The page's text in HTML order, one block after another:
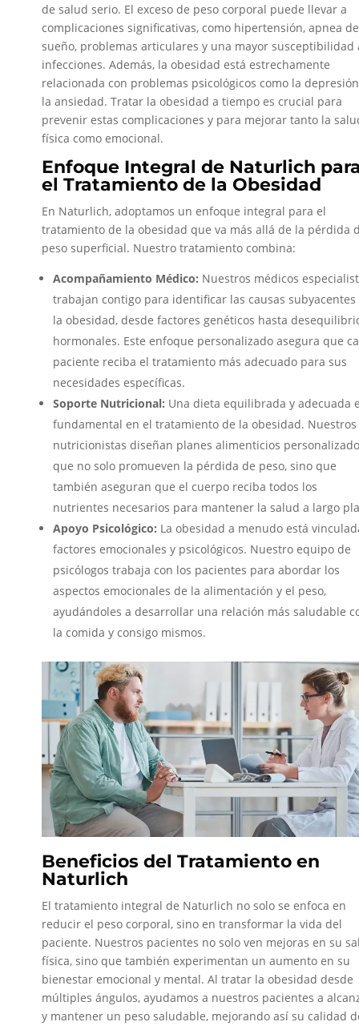
de salud serio. El exceso de peso corporal puede llevar a
complicaciones significativas, como hipertensión, apnea
sueño, problemas articulares y una mayor susceptibilidad
infecciones. Además, la obesidad está estrechamente
relacionada con problemas psicológicos como la
la ansiedad. Tratar la obesidad a tiempo es crucial para
prevenir estas complicaciones y para mejorar tanto la
física como emocional.
Enfoque Integral de Naturlich
el Tratamiento de la Obesidad
En Naturlich, adoptamos un enfoque integral para el
tratamiento de la obesidad que va más allá de la pérdida
peso superficial. Nuestro tratamiento combina:
Acompañamiento Médico: Nuestros médicos
trabajan contigo para identificar las causas subyacentes
la obesidad, desde factores genéticos hasta
hormonales. Este enfoque personalizado asegura que
paciente reciba el tratamiento más adecuado para sus
necesidades específicas.
Soporte Nutricional: Una dieta equilibrada y adecuada
fundamental en el tratamiento de la obesidad. Nuestros
nutricionistas diseñan planes alimenticios
que no solo promueven la pérdida de peso, sino que
también aseguran que el cuerpo reciba todos los
nutrientes necesarios para mantener la salud a largo
Apoyo Psicológico: La obesidad a menudo está
factores emocionales y psicológicos. Nuestro equipo de
psicólogos trabaja con los pacientes para abordar los
aspectos emocionales de la alimentación y el peso,
ayudándoles a desarrollar una relación más saludable
la comida y consigo mismos.
Beneficios del Tratamiento en
Naturlich
El tratamiento integral de Naturlich no solo se enfoca en
reducir el peso corporal, sino en transformar la vida del
paciente. Nuestros pacientes no solo ven mejoras en su
física, sino que también experimentan un aumento en su
bienestar emocional y mental. Al tratar la obesidad desde
múltiples ángulos, ayudamos a nuestros pacientes a
y mantener un peso saludable, mejorando así su calidad